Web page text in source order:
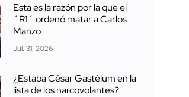
Esta es la razón por la que el
´R1´ ordenó matar a Carlos
Manzo
Jul. 31, 2026
¿Estaba César Gastélum en la
lista de los narcovolantes?